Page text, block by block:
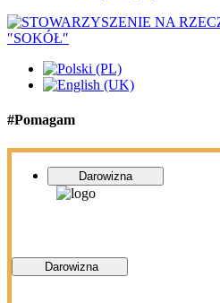
#Pomagam
Darowizna
Darowizna